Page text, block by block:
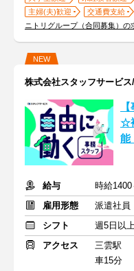
主婦(夫)歓迎
交通費支給
ニトリグループ（合同募集）の
NEW
株式会社スタッフサービス
☆
能
給与
時給
雇用形態
派遣社員
シフト
週5日以
アクセス
三雲駅
車15分